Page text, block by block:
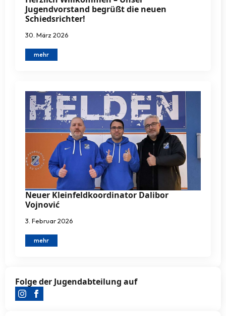
Jugendvorstand begrüßt die neuen
Schiedsrichter!
30. März 2026
mehr
Neuer Kleinfeldkoordinator Dalibor
Vojnović
3. Februar 2026
mehr
Folge der Jugendabteilung auf